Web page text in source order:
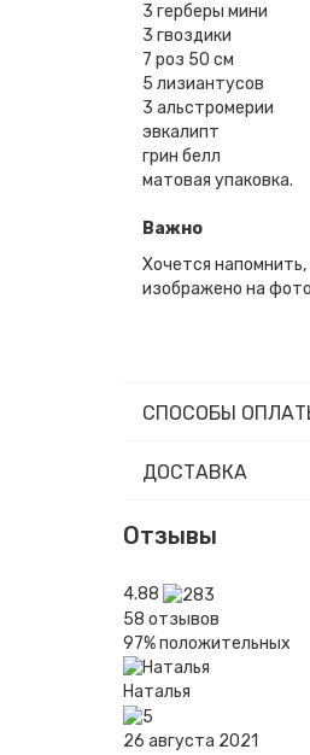
3 герберы мини
3 гвоздики
7 роз 50 см
5 лизиантусов
3 альстромерии
эвкалипт
грин белл
матовая упаковка.
Важно
Хочется
изображено на
СПОСОБЫ
ДОСТАВКА
Отзывы
4.88
58 отзывов
97%положительных
Наталья
26 августа 2021